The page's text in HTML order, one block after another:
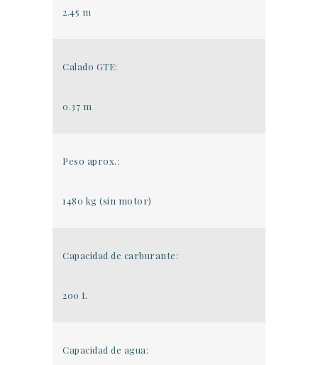
2.45 m
Calado GTE:
0.37 m
Peso aprox.:
1480 kg (sin motor)
Capacidad de carburante:
200 L
Capacidad de agua: